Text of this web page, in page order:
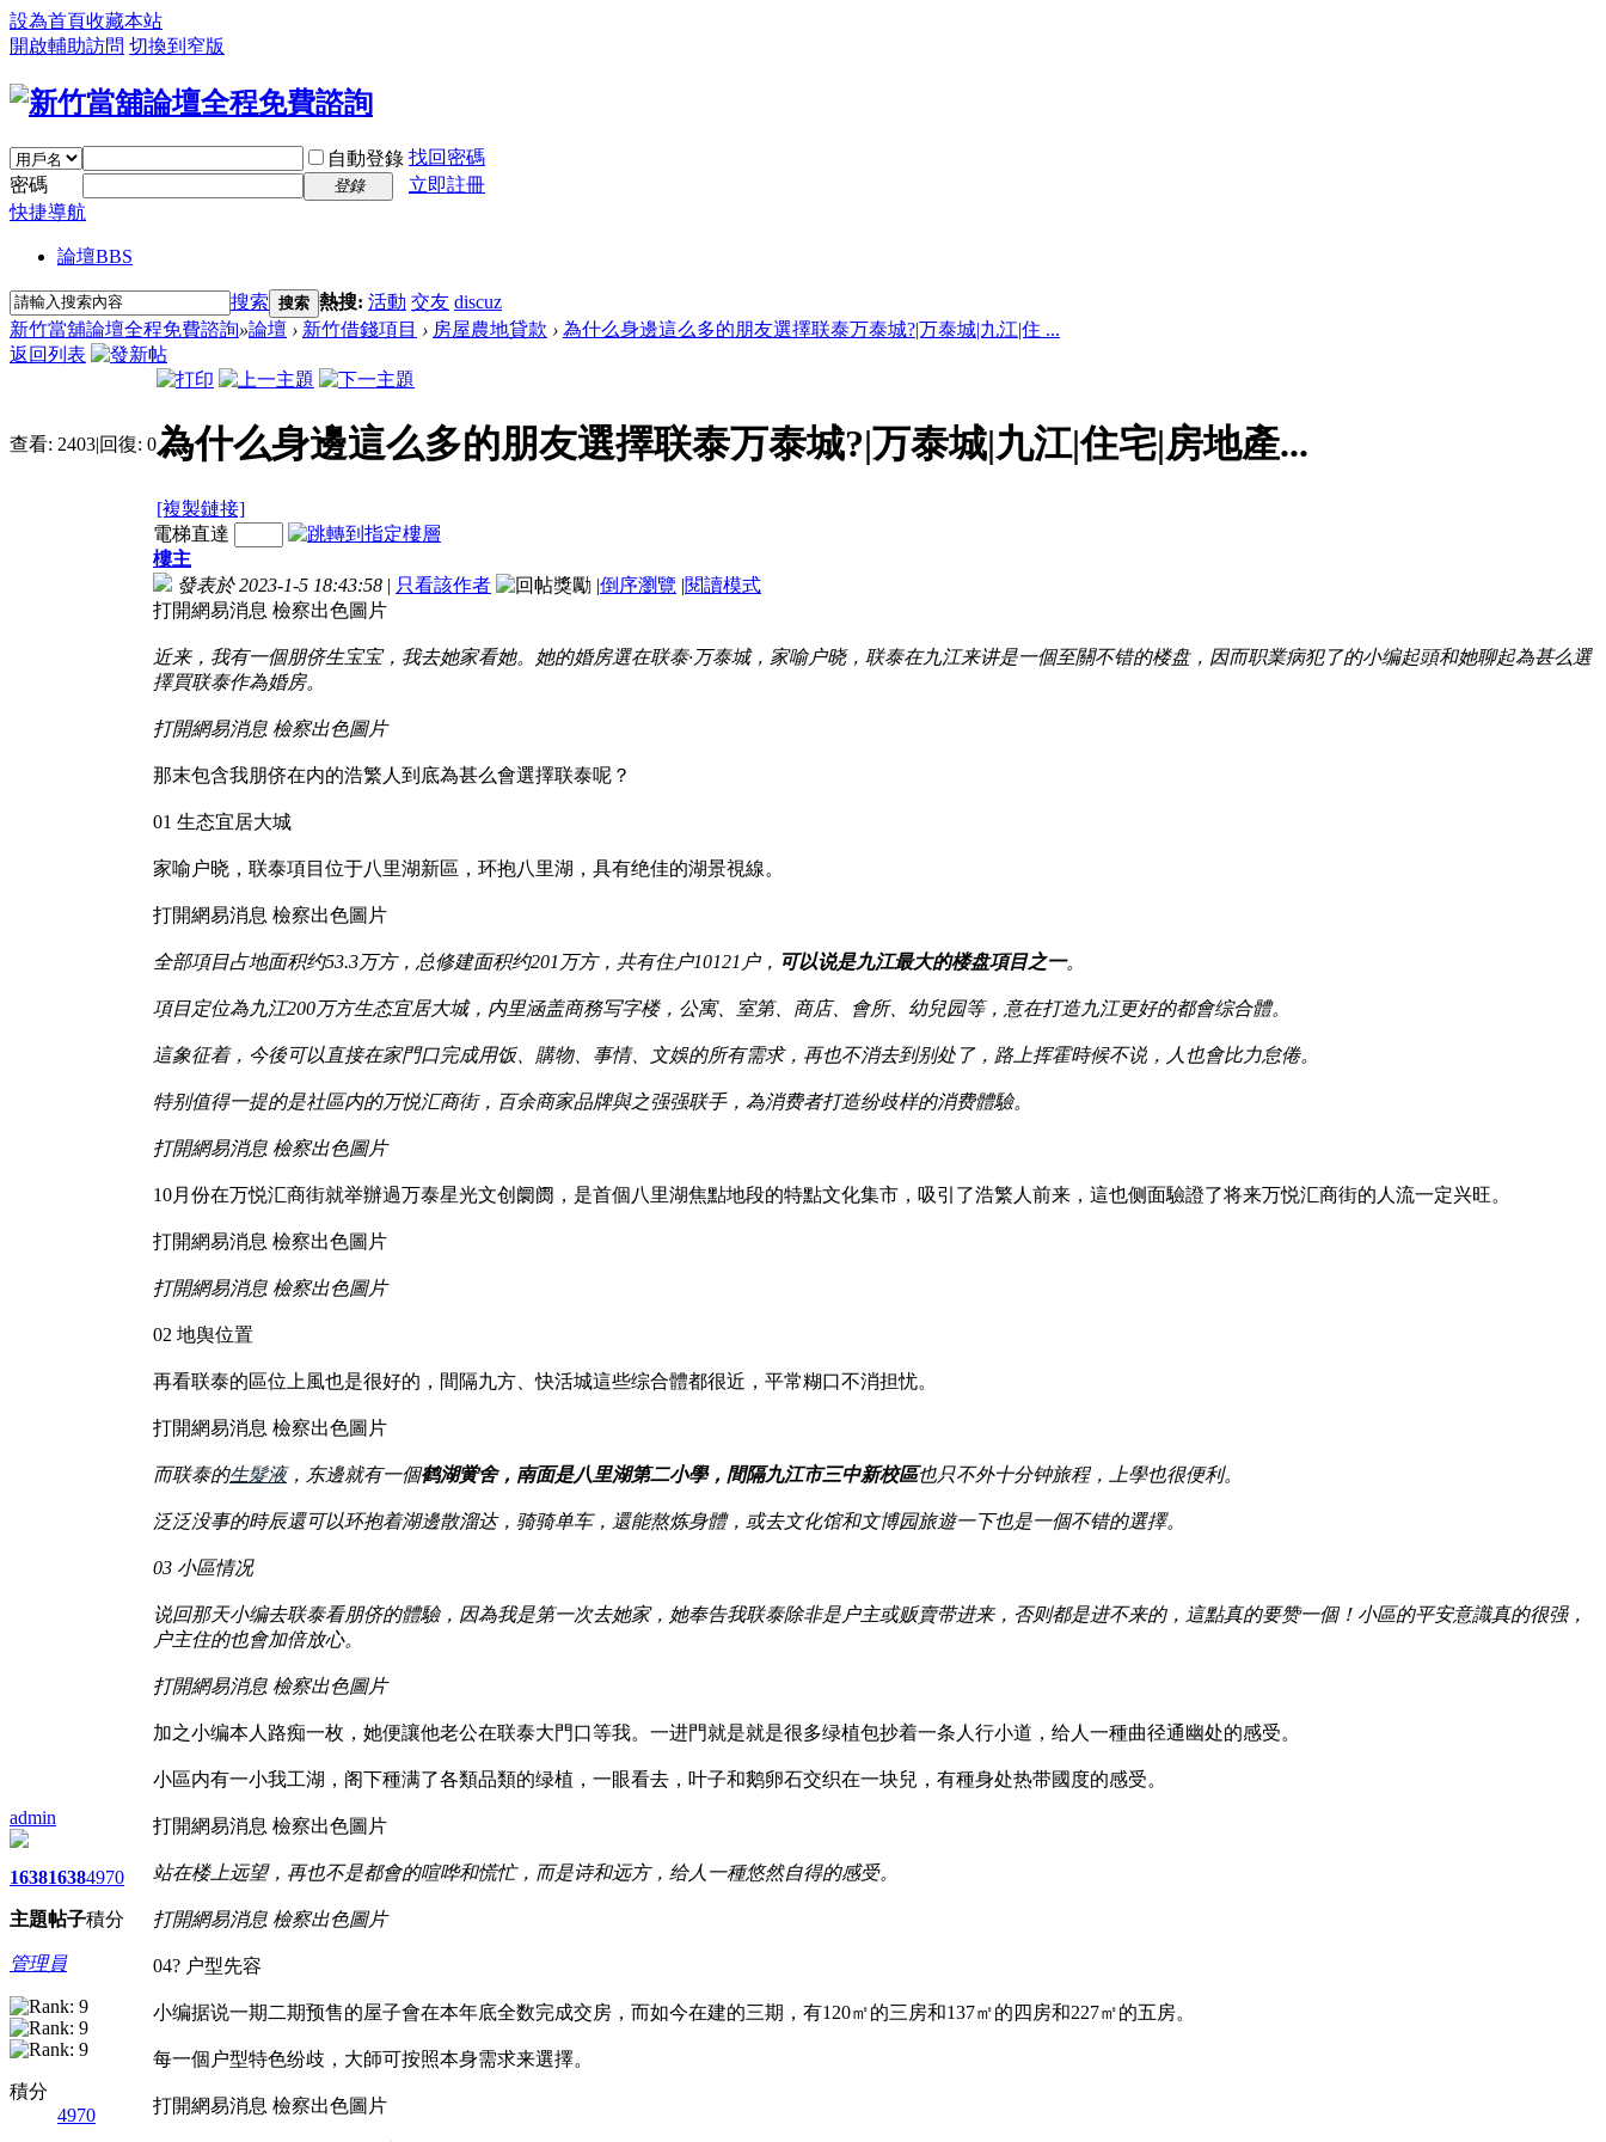
設為首頁收藏本站
開啟輔助訪問 切換到窄版
自動登錄 找回密碼
密碼
登錄
立即註冊
快捷導航
論壇BBS
搜索 搜索 熱搜: 活動 交友 discuz
新竹當舖論壇全程免費諮詢»論壇 › 新竹借錢項目 › 房屋農地貸款 › 為什么身邊這么多的朋友選擇联泰万泰城?|万泰城|九江|住 ...
返回列表
查看: 2403|回復: 0為什么身邊這么多的朋友選擇联泰万泰城?|万泰城|九江|住宅|房地產...
[複製鏈接]
admin
1638
主題
1638
帖子
4970
積分
管理員
積分
4970
電梯直達
樓主
發表於 2023-1-5 18:43:58 | 只看該作者 |倒序瀏覽 |閱讀模式
打開網易消息 檢察出色圖片
近来，我有一個朋侪生宝宝，我去她家看她。她的婚房選在联泰·万泰城，家喻户晓，联泰在九江来讲是一個至關不错的楼盘，因而职業病犯了的小编起頭和她聊起為甚么選
擇買联泰作為婚房。
打開網易消息 檢察出色圖片
那末包含我朋侪在内的浩繁人到底為甚么會選擇联泰呢？
01 生态宜居大城
家喻户晓，联泰項目位于八里湖新區，环抱八里湖，具有绝佳的湖景視線。
打開網易消息 檢察出色圖片
全部項目占地面积约53.3万方，总修建面积约201万方，共有住户10121户， 可以说是九江最大的楼盘項目之一。
項目定位為九江200万方生态宜居大城，内里涵盖商務写字楼，公寓、室第、商店、會所、幼兒园等，意在打造九江更好的都會综合體。
這象征着，今後可以直接在家門口完成用饭、購物、事情、文娛的所有需求，再也不消去到别处了，路上挥霍時候不说，人也會比力怠倦。
特别值得一提的是社區内的万悦汇商街，百余商家品牌與之强强联手，為消费者打造纷歧样的消费體驗。
打開網易消息 檢察出色圖片
10月份在万悦汇商街就举辦過万泰星光文创阛阓，是首個八里湖焦點地段的特點文化集市，吸引了浩繁人前来，這也侧面驗證了将来万悦汇商街的人流一定兴旺。
打開網易消息 檢察出色圖片
打開網易消息 檢察出色圖片
02 地舆位置
再看联泰的區位上風也是很好的，間隔九方、快活城這些综合體都很近，平常糊口不消担忧。
打開網易消息 檢察出色圖片
而联泰的生髮液，东邊就有一個鹤湖黉舍，南面是八里湖第二小學，間隔九江市三中新校區也只不外十分钟旅程，上學也很便利。
泛泛没事的時辰還可以环抱着湖邊散溜达，骑骑单车，還能熬炼身體，或去文化馆和文博园旅遊一下也是一個不错的選擇。
03 小區情况
说回那天小编去联泰看朋侪的體驗，因為我是第一次去她家，她奉告我联泰除非是户主或贩賣带进来，否则都是进不来的，這點真的要赞一個！小區的平安意識真的很强，
户主住的也會加倍放心。
打開網易消息 檢察出色圖片
加之小编本人路痴一枚，她便讓他老公在联泰大門口等我。一进門就是就是很多绿植包抄着一条人行小道，给人一種曲径通幽处的感受。
小區内有一小我工湖，阁下種满了各類品類的绿植，一眼看去，叶子和鹅卵石交织在一块兒，有種身处热带國度的感受。
打開網易消息 檢察出色圖片
站在楼上远望，再也不是都會的喧哗和慌忙，而是诗和远方，给人一種悠然自得的感受。
打開網易消息 檢察出色圖片
04? 户型先容
小编据说一期二期预售的屋子會在本年底全数完成交房，而如今在建的三期，有120㎡的三房和137㎡的四房和227㎡的五房。
每一個户型特色纷歧，大師可按照本身需求来選擇。
打開網易消息 檢察出色圖片